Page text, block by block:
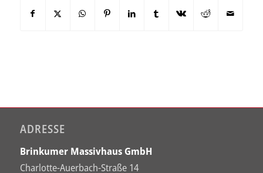
ADRESSE
Brinkumer Massivhaus GmbH
Charlotte-Auerbach-Straße 14